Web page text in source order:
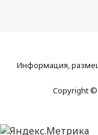
Информация,
Copyright ©